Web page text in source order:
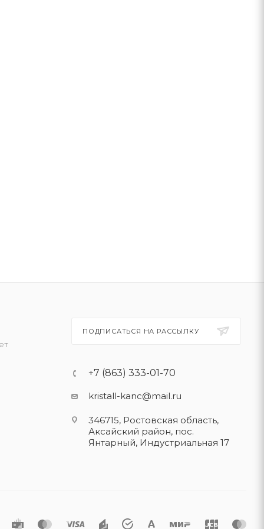
ПОДПИСАТЬСЯ НА РАССЫЛКУ
+7 (863) 333-01-70
kristall-kanc@mail.ru
346715, Ростовская область​,
Аксайский район, пос.
Янтарный, Индустриальная 17